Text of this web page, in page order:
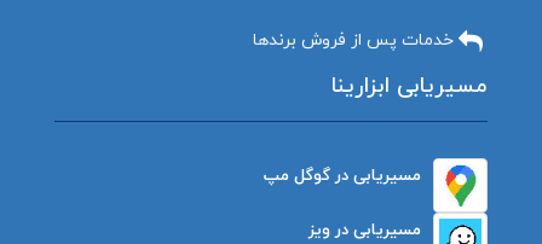
خدمات پس از فروش برندها
مسیریابی ابزارینا
مسیریابی در گوگل مپ
مسیریابی در ویز